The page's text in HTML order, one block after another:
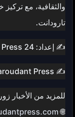
والثقافية، مع
تارودانت.
✍️ إعداد: Taroudant Press 24
✍️ Taroudant Press - تارودانت بريس
للمزيد من الأخبار
🌐